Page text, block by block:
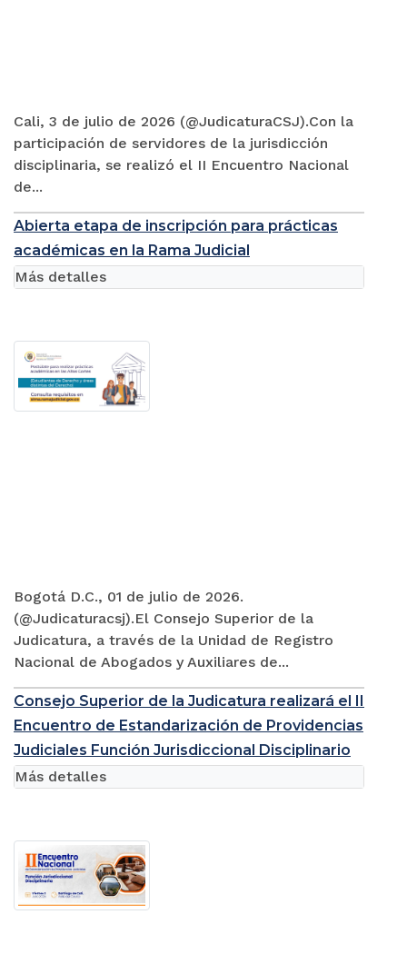
Cali, 3 de julio de 2026 (@JudicaturaCSJ).Con la
participación de servidores de la jurisdicción
disciplinaria, se realizó el II Encuentro Nacional
de...
Abierta etapa de inscripción para prácticas
académicas en la Rama Judicial
Bogotá D.C., 01 de julio de 2026.
(@Judicaturacsj).El Consejo Superior de la
Judicatura, a través de la Unidad de Registro
Nacional de Abogados y Auxiliares de...
Más detalles
Consejo Superior de la Judicatura realizará el II
Encuentro de Estandarización de Providencias
Judiciales Función Jurisdiccional Disciplinario
Más detalles